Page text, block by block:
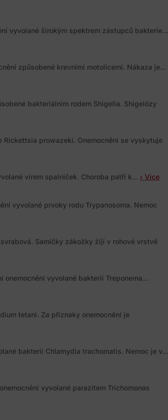
vyvolané širokým spektrem zástupců bakterie...
způsobené krevními motolicemi. Nákaza je...
bakteriálním rodem Shigella. Shigelózy
prowazeki. Onemocnění se vyskytuje
virem spalniček. Choroba patří k... › Více
vyvolané prvoky rodu Trypanosoma. Nemoc
Samičky zákožky žijí v rohové vrstvě
vyvolané bakterií Treponema...
tetani. Za příznaky onemocnění je
bakterií Chlamydia trachomatis. Nemoc je v...
vyvolané parazitem Trichomonas